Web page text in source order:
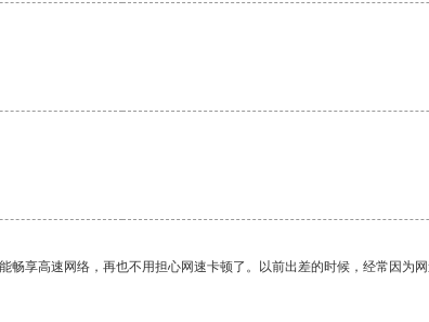
享高速网络，再也不用担心网速卡顿了。以前出差的时候，经常因为